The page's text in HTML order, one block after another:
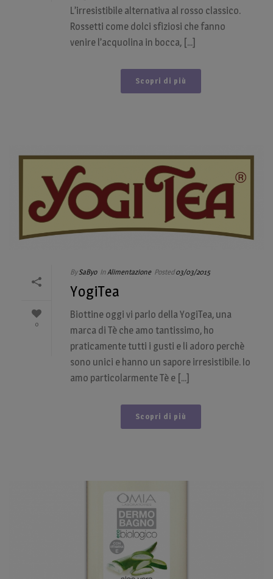
L’irresistibile alternativa al rosso classico.
Rossetti come dolci sfiziosi che fanno
venire l’acquolina in bocca, [...]
Scopri di più
0
By SaByo In Alimentazione Posted 03/03/2015
YogiTea
Biottine oggi vi parlo della YogiTea, una
marca di Tè che amo tantissimo, ho
praticamente tutti i gusti e li adoro perchè
sono unici e hanno un sapore irresistibile. Io
amo particolarmente Tè e [...]
Scopri di più